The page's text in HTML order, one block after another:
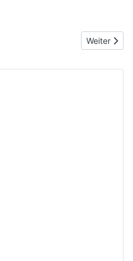
2015 Nächster
Weiter